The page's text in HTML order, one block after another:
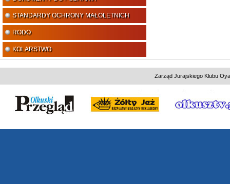
STANDARDY OCHRONY MAŁOLETNICH
RODO
KOLARSTWO
Zarząd Jurajskiego Klubu